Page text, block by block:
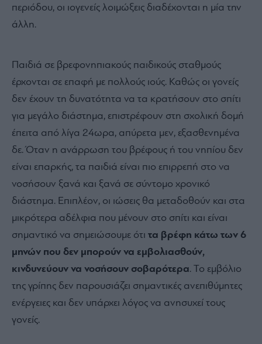
περιόδου, οι ιογενείς λοιμώξεις διαδέχονται η μία την
άλλη.
Παιδιά σε βρεφονηπιακούς παιδικούς σταθμούς
έρχονται σε επαφή με πολλούς ιούς. Καθώς οι γονείς
δεν έχουν τη δυνατότητα να τα κρατήσουν στο σπίτι
για μεγάλο διάστημα, επιστρέφουν στη σχολική δομή
έπειτα από λίγα 24ωρα, απύρετα μεν, εξασθενημένα
δε. Όταν η ανάρρωση του βρέφους ή του νηπίου δεν
είναι επαρκής, τα παιδιά είναι πιο επιρρεπή στο να
νοσήσουν ξανά και ξανά σε σύντομο χρονικό
διάστημα. Επιπλέον, οι ιώσεις θα μεταδοθούν και στα
μικρότερα αδέλφια που μένουν στο σπίτι και είναι
σημαντικό να σημειώσουμε ότι τα βρέφη κάτω των 6
μηνών που δεν μπορούν να εμβολιασθούν,
κινδυνεύουν να νοσήσουν σοβαρότερα. Το εμβόλιο
της γρίπης δεν παρουσιάζει σημαντικές ανεπιθύμητες
ενέργειες και δεν υπάρχει λόγος να ανησυχεί τους
γονείς.